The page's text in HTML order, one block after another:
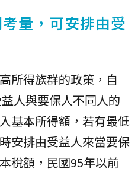
量，可安排由受
所得族群的政策，自
人與要保人不同人的
基本所得額，若有最低
安排由受益人來當要保
稅額，民國95年以前